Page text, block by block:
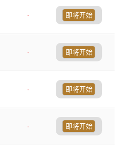
-
即将开始
-
即将开始
-
即将开始
-
即将开始